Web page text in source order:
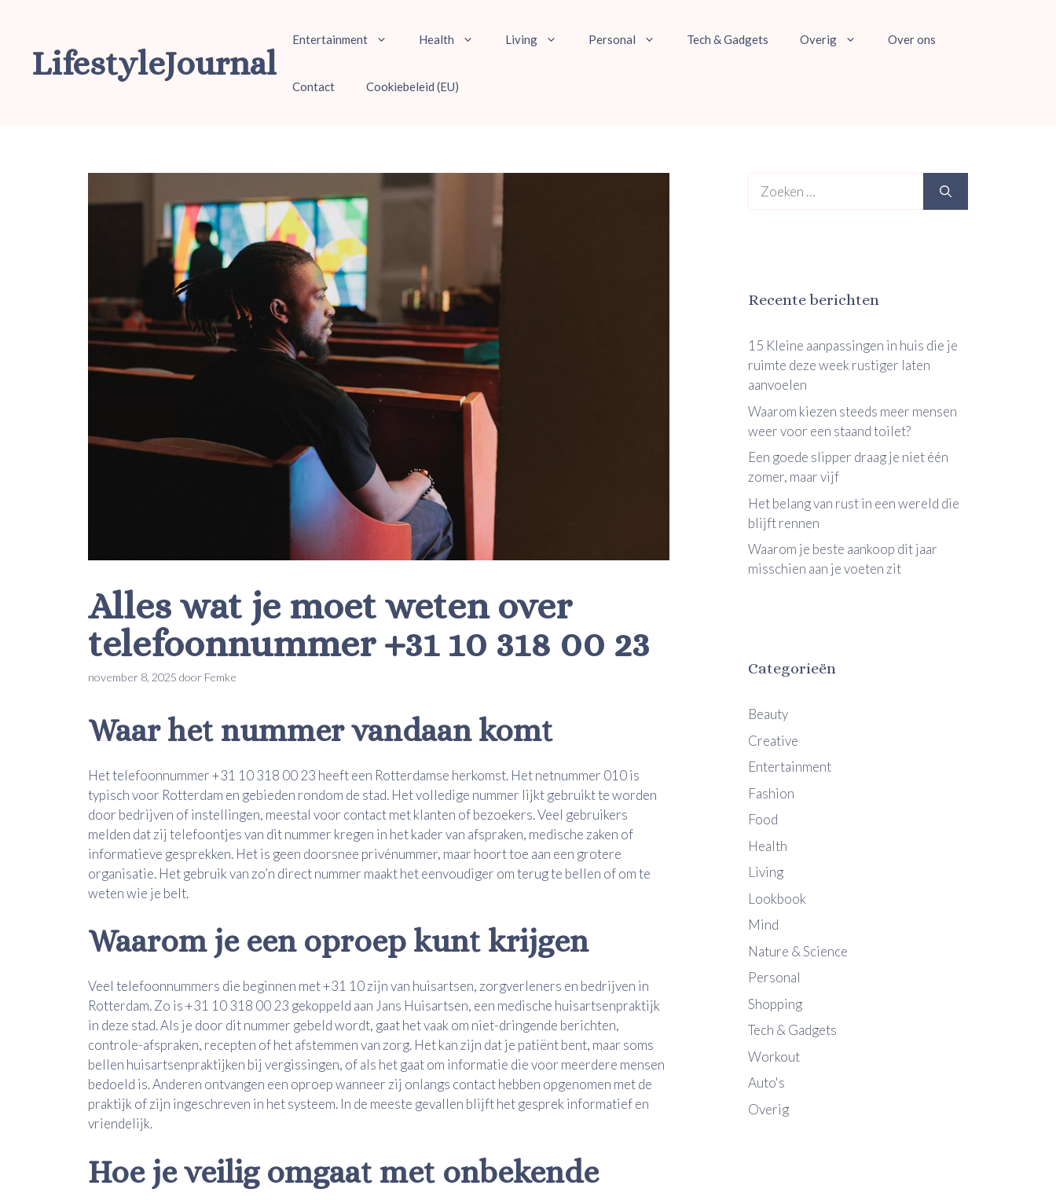
inhoudLifestyleJournal
Entertainment Health Living Personal Tech & Gadgets Overig Over ons
Contact Cookiebeleid (EU)
Alles wat je moet weten over
telefoonnummer +31 10 318 00 23
november 8, 2025 door Femke
Waar het nummer vandaan komt
Het telefoonnummer +31 10 318 00 23 heeft een Rotterdamse herkomst. Het netnummer 010 is
typisch voor Rotterdam en gebieden rondom de stad. Het volledige nummer lijkt gebruikt te worden
door bedrijven of instellingen, meestal voor contact met klanten of bezoekers. Veel gebruikers
melden dat zij telefoontjes van dit nummer kregen in het kader van afspraken, medische zaken of
informatieve gesprekken. Het is geen doorsnee privénummer, maar hoort toe aan een grotere
organisatie. Het gebruik van zo’n direct nummer maakt het eenvoudiger om terug te bellen of om te
weten wie je belt.
Waarom je een oproep kunt krijgen
Veel telefoonnummers die beginnen met +31 10 zijn van huisartsen, zorgverleners en bedrijven in
Rotterdam. Zo is +31 10 318 00 23 gekoppeld aan Jans Huisartsen, een medische huisartsenpraktijk
in deze stad. Als je door dit nummer gebeld wordt, gaat het vaak om niet-dringende berichten,
controle-afspraken, recepten of het afstemmen van zorg. Het kan zijn dat je patiënt bent, maar soms
bellen huisartsenpraktijken bij vergissingen, of als het gaat om informatie die voor meerdere mensen
bedoeld is. Anderen ontvangen een oproep wanneer zij onlangs contact hebben opgenomen met de
praktijk of zijn ingeschreven in het systeem. In de meeste gevallen blijft het gesprek informatief en
vriendelijk.
Hoe je veilig omgaat met onbekende
naar:
Recente berichten
15 Kleine aanpassingen in huis die je
ruimte deze week rustiger laten
aanvoelen
Waarom kiezen steeds meer mensen
weer voor een staand toilet?
Een goede slipper draag je niet één
zomer, maar vijf
Het belang van rust in een wereld die
blijft rennen
Waarom je beste aankoop dit jaar
misschien aan je voeten zit
Categorieën
Beauty
Creative
Entertainment
Fashion
Food
Health
Living
Lookbook
Mind
Nature & Science
Personal
Shopping
Tech & Gadgets
Workout
Auto's
Overig